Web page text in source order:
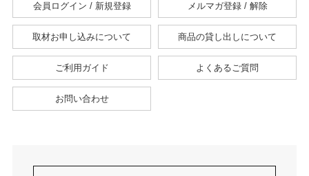
会員ログイン / 新規登録 メルマガ登録 / 解除
取材お申し込みについて 商品の貸し出しについて
ご利用ガイド よくあるご質問
お問い合わせ